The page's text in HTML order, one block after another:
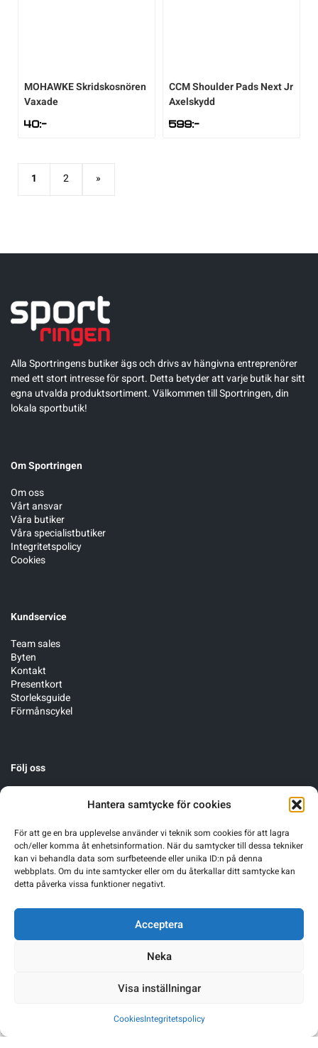
Hantera samtycke för cookies
För att ge en bra upplevelse använder vi teknik som cookies för att lagra
och/eller komma åt enhetsinformation. När du samtycker till dessa tekniker
kan vi behandla data som surfbeteende eller unika ID:n på denna
webbplats. Om du inte samtycker eller om du återkallar ditt samtycke kan
detta påverka vissa funktioner negativt.
Acceptera
Neka
Visa inställningar
CookiesIntegritetspolicy
MOHAWKESkridskosnören
Vaxade
40:-
CCMShoulder Pads Next Jr
Axelskydd
599:-
1 2 »
Alla Sportringens butiker ägs och drivs av hängivna entreprenörer
med ett stort intresse för sport. Detta betyder att varje butik har sitt
egna utvalda produktsortiment. Välkommen till Sportringen, din
lokala sportbutik!
Om Sportringen
Om oss
Vårt ansvar
Våra butiker
Våra specialistbutiker
Integritetspolicy
Cookies
Kundservice
Team sales
Byten
Kontakt
Presentkort
Storleksguide
Förmånscykel
Följ oss
Warning